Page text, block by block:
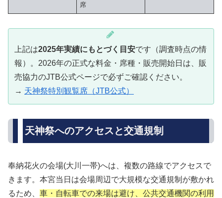
席
上記は2025年実績にもとづく目安です（調査時点の情
報）。2026年の正式な料金・席種・販売開始日は、販
売協力のJTB公式ページで必ずご確認ください。
→ 天神祭特別観覧席（JTB公式）
天神祭へのアクセスと交通規制
奉納花火の会場(大川一帯)へは、複数の路線でアクセスで
きます。本宮当日は会場周辺で大規模な交通規制が敷かれ
るため、 車・自転車での来場は避け、公共交通機関の利用